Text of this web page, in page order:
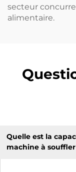
secteur
alimentaire.
Quelle est la
machine à